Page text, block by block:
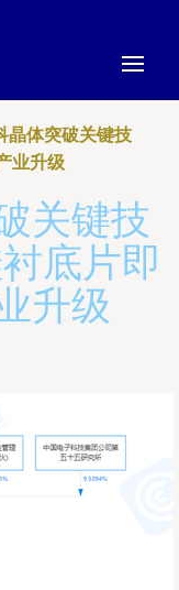
晶体突破关键技
业升级
关键技
底片即
升级